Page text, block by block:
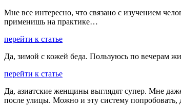
Мне все интересно, что связано с изучением
применишь на практике…
перейти к статье
Да, зимой с кожей беда. Пользуюсь по вечерам
перейти к статье
Да, азиатские женщины выглядят супер. Мне
после улицы. Можно и эту систему